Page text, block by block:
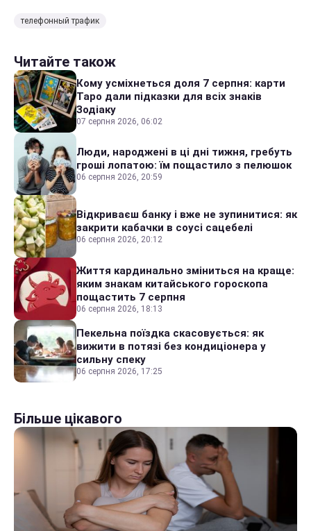
телефонный трафик
Читайте також
Кому усміхнеться доля 7 серпня: карти
Таро дали підказки для всіх знаків
Зодіаку
07 серпня 2026, 06:02
Люди, народжені в ці дні тижня, гребуть
гроші лопатою: їм пощастило з пелюшок
06 серпня 2026, 20:59
Відкриваєш банку і вже не зупинитися: як
закрити кабачки в соусі сацебелі
06 серпня 2026, 20:12
Життя кардинально зміниться на краще:
яким знакам китайського гороскопа
пощастить 7 серпня
06 серпня 2026, 18:13
Пекельна поїздка скасовується: як
вижити в потязі без кондиціонера у
сильну спеку
06 серпня 2026, 17:25
Більше цікавого